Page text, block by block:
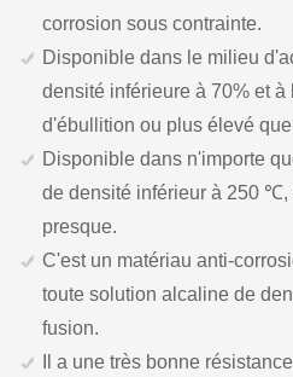
corrosion sous contrainte.
Disponible dans le milieu
densité inférieure à 70% et
d'ébullition ou plus élevé
Disponible dans n'importe
de densité inférieur à 250 ℃,
presque.
C'est un matériau anti-
toute solution alcaline de
fusion.
Il a une très bonne